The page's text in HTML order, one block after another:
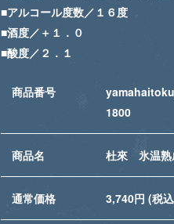
■アルコール度数／１６度
■酒度／＋１．０
■酸度／２．１
商品番号
1800
商品名 杜來 氷温
通常価格 3,740円 (税